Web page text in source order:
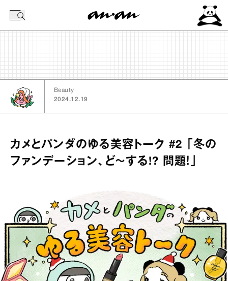
Beauty
2024.12.19
カメとパンダのゆる美容トーク #2 「冬の
ファンデーション、ど〜する!? 問題！」